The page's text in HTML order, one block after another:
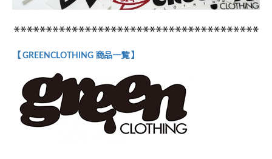
【 GREENCLOTHING 商品一覧 】